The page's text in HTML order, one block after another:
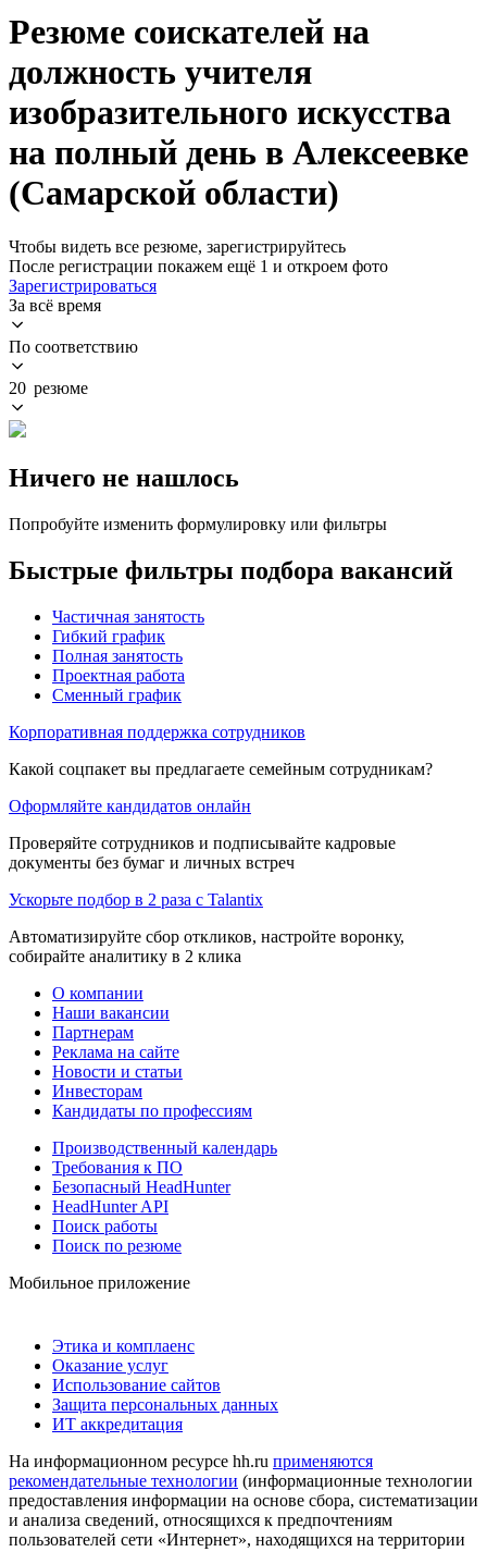
Резюме соискателей на
должность учителя
изобразительного искусства
на полный день в Алексеевке
(Самарской области)
Чтобы видеть все резюме, зарегистрируйтесь
После регистрации покажем ещё 1 и откроем фото
Зарегистрироваться
За всё время
По соответствию
20 резюме
Ничего не нашлось
Попробуйте изменить формулировку или фильтры
Быстрые фильтры подбора вакансий
Частичная занятость
Гибкий график
Полная занятость
Проектная работа
Сменный график
Корпоративная поддержка сотрудников
Какой соцпакет вы предлагаете семейным сотрудникам?
Оформляйте кандидатов онлайн
Проверяйте сотрудников и подписывайте кадровые
документы без бумаг и личных встреч
Ускорьте подбор в 2 раза с Talantix
Автоматизируйте сбор откликов, настройте воронку,
собирайте аналитику в 2 клика
О компании
Наши вакансии
Партнерам
Реклама на сайте
Новости и статьи
Инвесторам
Кандидаты по профессиям
Производственный календарь
Требования к ПО
Безопасный HeadHunter
HeadHunter API
Поиск работы
Поиск по резюме
Мобильное приложение
Этика и комплаенс
Оказание услуг
Использование сайтов
Защита персональных данных
ИТ аккредитация
На информационном ресурсе hh.ru применяются
рекомендательные технологии (информационные технологии
предоставления информации на основе сбора, систематизации
и анализа сведений, относящихся к предпочтениям
пользователей сети «Интернет», находящихся на территории